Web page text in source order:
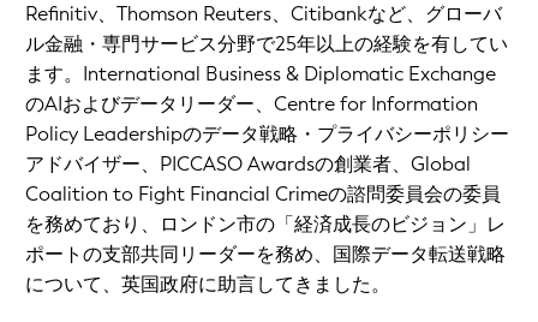
Refinitiv、Thomson Reuters、Citibankなど、グローバ
ル金融・専門サービス分野で25年以上の経験を有してい
ます。International Business & Diplomatic Exchange
のAIおよびデータリーダー、Centre for Information
Policy Leadershipのデータ戦略・プライバシーポリシー
アドバイザー、PICCASO Awardsの創業者、Global
Coalition to Fight Financial Crimeの諮問委員会の委員
を務めており、ロンドン市の「経済成長のビジョン」レ
ポートの支部共同リーダーを務め、国際データ転送戦略
について、英国政府に助言してきました。